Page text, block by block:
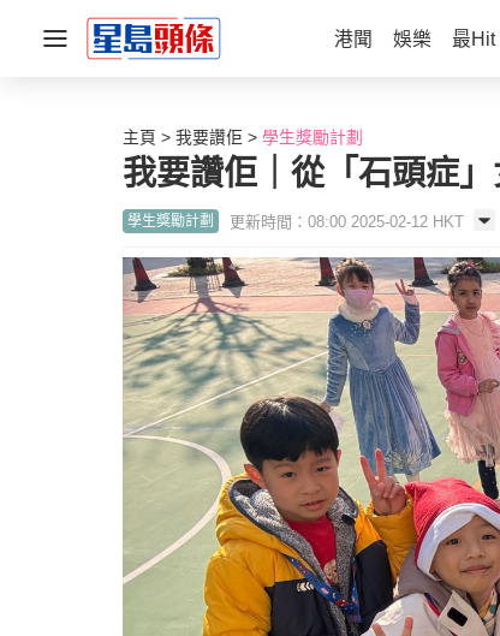
港聞 娛樂 最Hit
主頁 我要讚佢 學生獎勵計劃
我要讚佢｜從「石頭症
學生獎勵計劃 更新時間：08:00 2025-02-12 HKT